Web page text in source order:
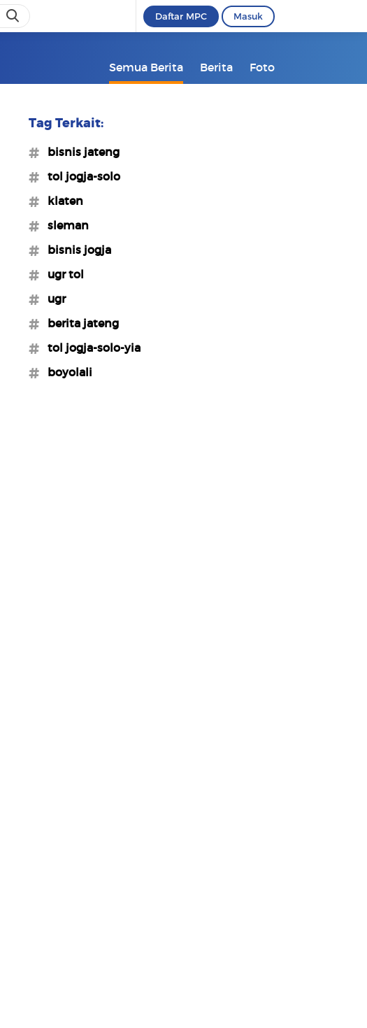
Daftar MPC Masuk
Semua Berita Berita Foto
Tag Terkait:
#bisnis jateng
#tol jogja-solo
#klaten
#sleman
#bisnis jogja
#ugr tol
#ugr
#berita jateng
#tol jogja-solo-yia
#boyolali